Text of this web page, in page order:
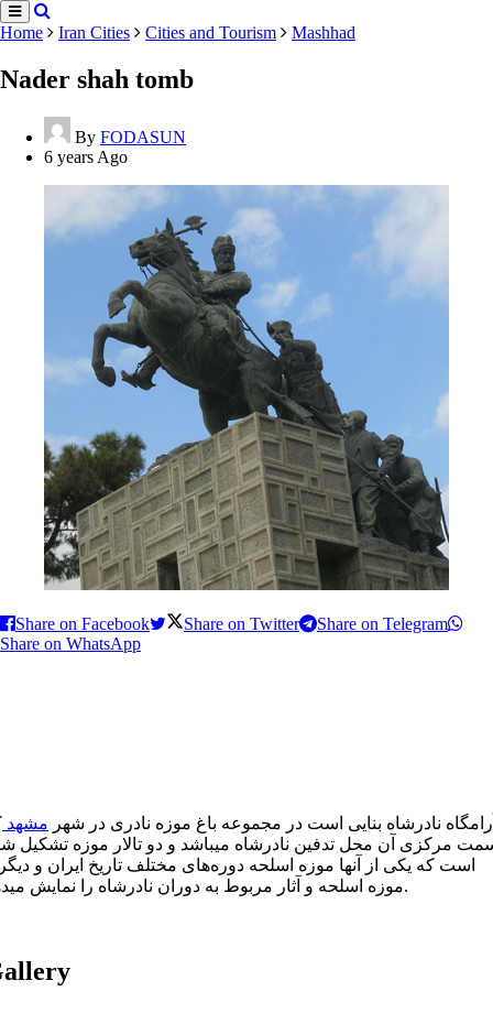
Home Iran Cities Cities and Tourism Mashhad
Nader shah tomb
By FODASUN
6 years Ago
Share on Facebook Share on Twitter
Share on Telegram
Share on WhatsApp
نادرشاه بنایی است در مجموعه باغ موزه نادری در شهر مشهد
مرکزی آن محل تدفین نادرشاه میباشد و دو تالار موزه تشکیل
است که یکی از آنها موزه اسلحه دوره‌های مختلف تاریخ ایران و
موزه اسلحه و آثار مربوط به دوران نادرشاه را نمایش میدهد.